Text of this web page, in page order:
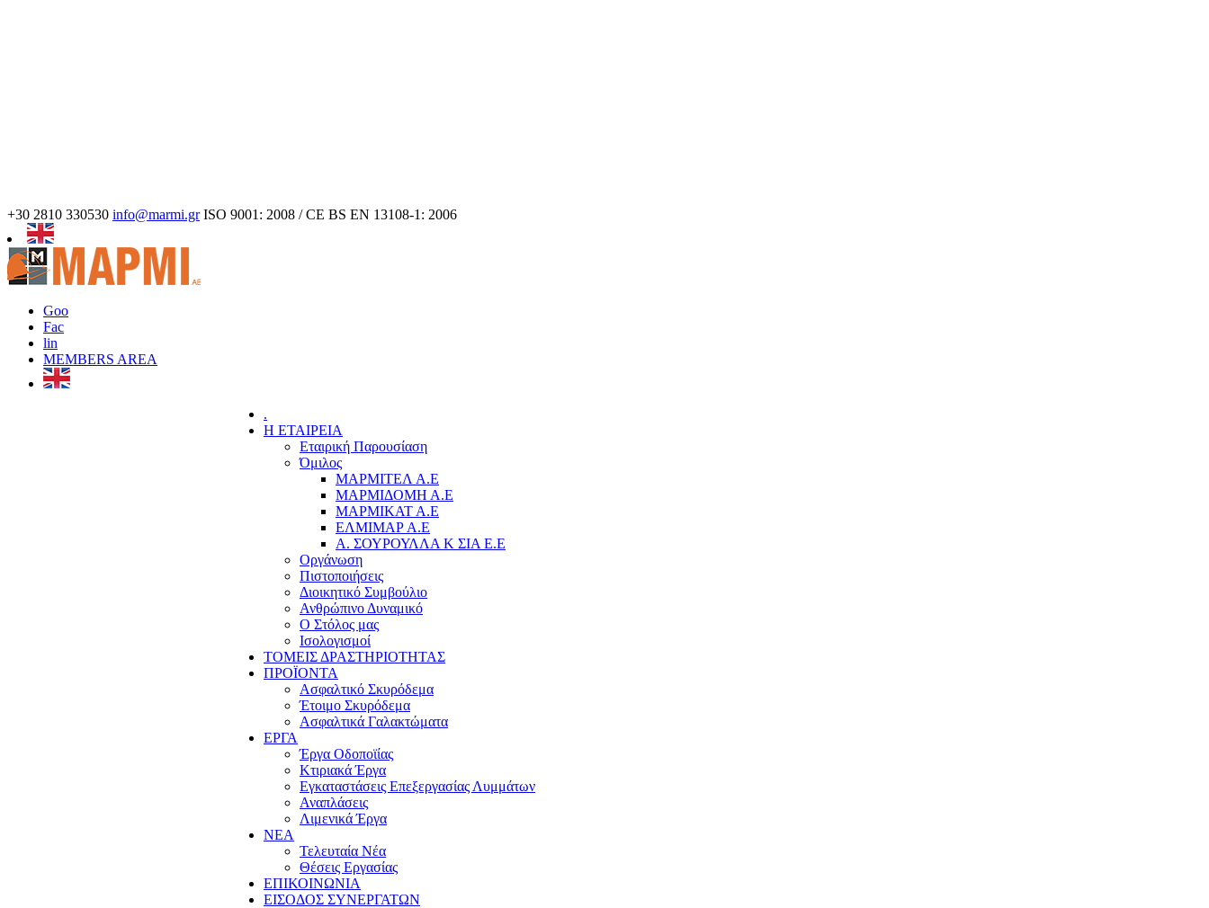
+30 2810 330530 info@marmi.gr ISO 9001: 2008 / CE BS EN 13108-1: 2006
Goo
Fac
lin
MEMBERS AREA
.
Η ΕΤΑΙΡΕΙΑ
Εταιρική Παρουσίαση
Όμιλος
ΜΑΡΜΙΤΕΛ Α.Ε
ΜΑΡΜΙΔΟΜΗ Α.Ε
ΜΑΡΜΙΚΑΤ Α.Ε
ΕΛΜΙΜΑΡ Α.Ε
Α. ΣΟΥΡΟΥΛΛΑ Κ ΣΙΑ Ε.Ε
Οργάνωση
Πιστοποιήσεις
Διοικητικό Συμβούλιο
Ανθρώπινο Δυναμικό
Ο Στόλος μας
Ισολογισμοί
ΤΟΜΕΙΣ ΔΡΑΣΤΗΡΙΟΤΗΤΑΣ
ΠΡΟΪΟΝΤΑ
Ασφαλτικό Σκυρόδεμα
Έτοιμο Σκυρόδεμα
Ασφαλτικά Γαλακτώματα
ΕΡΓΑ
Έργα Οδοποϊίας
Κτιριακά Έργα
Εγκαταστάσεις Επεξεργασίας Λυμμάτων
Αναπλάσεις
Λιμενικά Έργα
ΝΕΑ
Τελευταία Νέα
Θέσεις Εργασίας
ΕΠΙΚΟΙΝΩΝΙΑ
ΕΙΣΟΔΟΣ ΣΥΝΕΡΓΑΤΩΝ